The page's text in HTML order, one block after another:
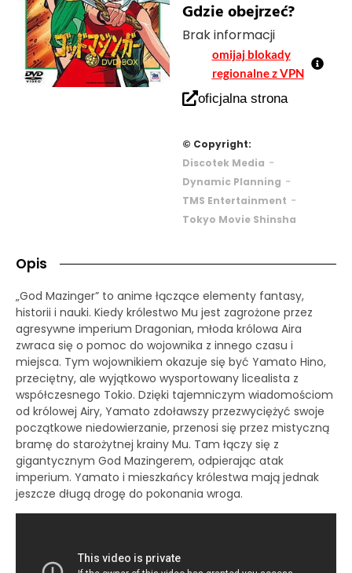
Gdzie obejrzeć?
Brak informacji
omijaj blokady
regionalne z VPN
oficjalna strona
© Copyright:
Discotek Media -
Dynamic Planning -
TMS Entertainment -
Tokyo Movie Shinsha
Opis
„God Mazinger” to anime łączące elementy fantasy,
historii i nauki. Kiedy królestwo Mu jest zagrożone przez
agresywne imperium Dragonian, młoda królowa Aira
zwraca się o pomoc do wojownika z innego czasu i
miejsca. Tym wojownikiem okazuje się być Yamato Hino,
przeciętny, ale wyjątkowo wysportowany licealista z
współczesnego Tokio. Dzięki tajemniczym wiadomościom
od królowej Airy, Yamato zdoławszy przezwyciężyć swoje
początkowe niedowierzanie, przenosi się przez mistyczną
bramę do starożytnej krainy Mu. Tam łączy się z
gigantycznym God Mazingerem, odpierając atak
imperium. Yamato i mieszkańcy królestwa mają jednak
jeszcze długą drogę do pokonania wroga.